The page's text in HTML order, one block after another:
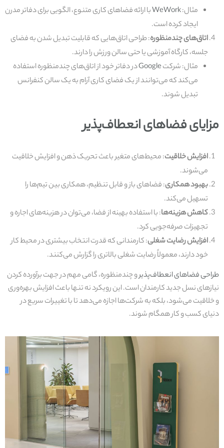
مثال:WeWorkبا ارائه فضاهای کاری متنوع، الگویی برای دفاتر مدرن
ایجاد کرده است.
اتاق‌های چندمنظوره: طراحی اتاق‌هایی که قابلیت تبدیل شدن به فضای
جلسه، کارگاه آموزشی یا حتی سالن ورزش را دارند.
مثال: شرکتGoogleدر دفاتر خود از اتاق‌های چندمنظوره استفاده
می‌کند که می‌توانند از یک فضای کاری آرام به یک سالن کنفرانس
تبدیل شوند.
مزایای فضاهای انعطاف‌پذیر
افزایش خلاقیت: محیط‌های متغیر باعث تحریک ذهن و افزایش خلاقیت
می‌شوند.
بهبود همکاری: فضاهای باز و قابل تنظیم، همکاری بین تیم‌ها را
تسهیل می‌کند.
کاهش هزینه‌ها: با استفاده بهینه از فضا، می‌توان در هزینه‌های اجاره و
تجهیزات صرفه‌جویی کرد.
افزایش رضایت شغلی: کارمندانی که قدرت انتخاب بیشتری در محیط کار
خود دارند، معمولاً رضایت شغلی بالاتری را گزارش می‌کنند.
طراحی فضاهای انعطاف‌پذیرو چندمنظوره، گامی مهم در جهت برآورده کردن
نیازهای نسل جدید کارمندان است. این رویکرد نه تنها باعث افزایش بهره‌وری
و خلاقیت می‌شود، بلکه به شرکت‌ها اجازه می‌دهد تا با تغییرات سریع در
دنیای کسب و کار همگام شوند.